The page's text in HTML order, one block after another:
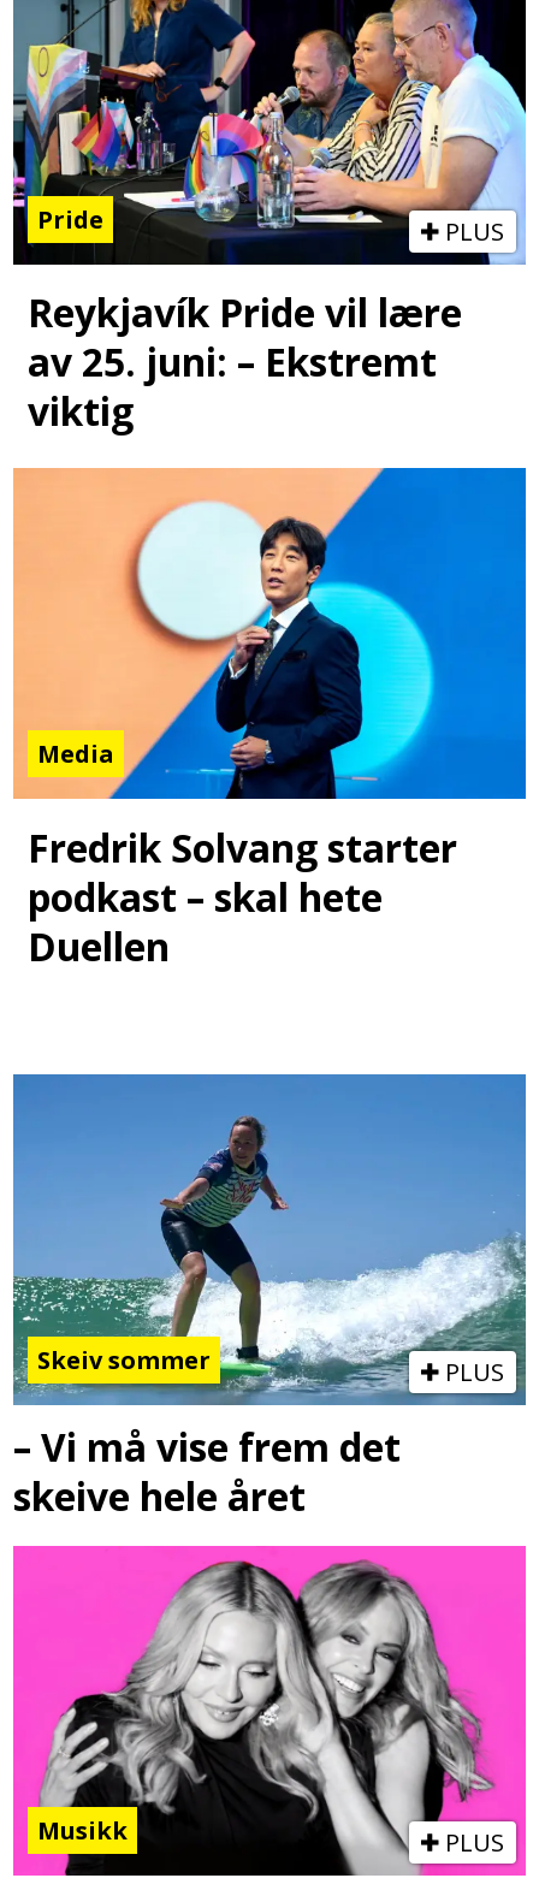
Pride PLUS
Reykjavík Pride vil lære
av 25. juni: – Ekstremt
viktig
Media
Fredrik Solvang starter
podkast – skal hete
Duellen
Skeiv sommer PLUS
– Vi må vise frem det
skeive hele året
Musikk PLUS